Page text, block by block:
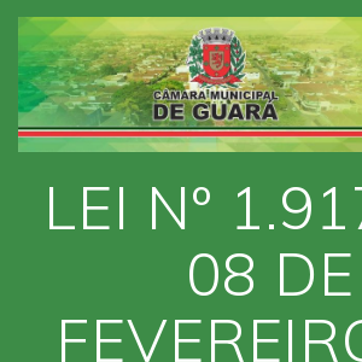
Skip
to
content
LEI Nº
08 DE